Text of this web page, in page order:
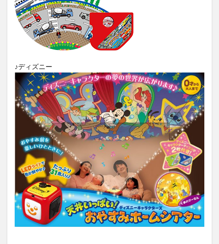
♪ディズニー